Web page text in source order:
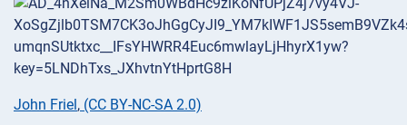
John Friel, (CC BY-NC-SA 2.0)